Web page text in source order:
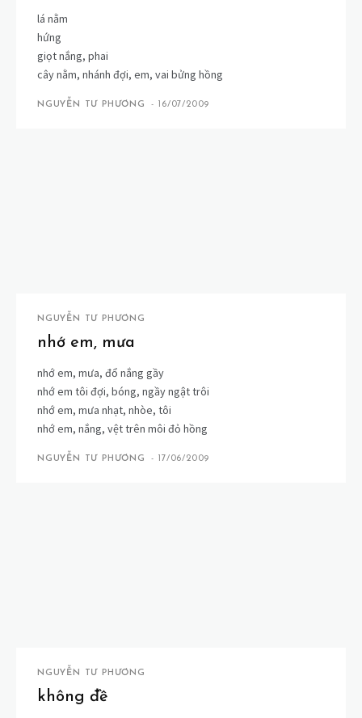
lá nằm
hứng
giọt nắng, phai
cây nằm, nhánh đợi, em, vai bửng hồng
NGUYỄN TƯ PHƯƠNG - 16/07/2009
NGUYỄN TƯ PHƯƠNG
nhớ em, mưa
nhớ em, mưa, đổ nắng gầy
nhớ em tôi đợi, bóng, ngầy ngật trôi
nhớ em, mưa nhạt, nhòe, tôi
nhớ em, nắng, vệt trên môi đỏ hồng
NGUYỄN TƯ PHƯƠNG - 17/06/2009
NGUYỄN TƯ PHƯƠNG
không đề